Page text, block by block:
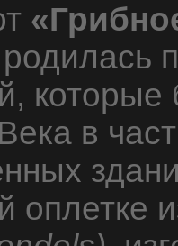
родилась
в
оплетке